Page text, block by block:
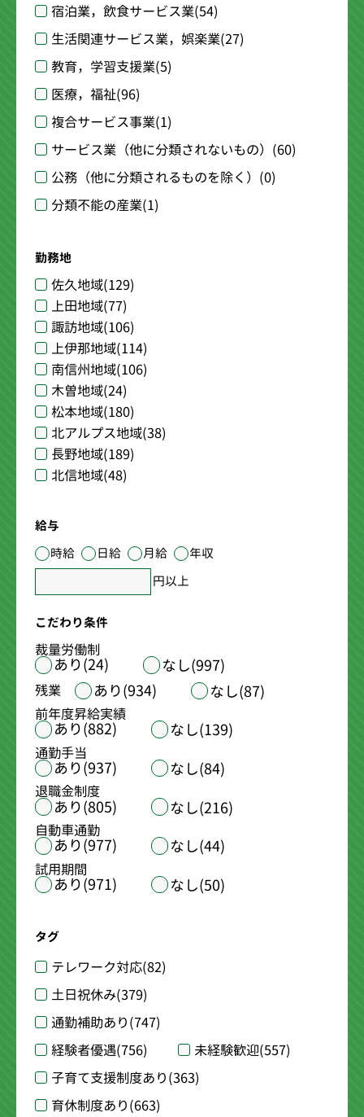
宿泊業，飲食サービス業(54)
生活関連サービス業，娯楽業(27)
教育，学習支援業(5)
医療，福祉(96)
複合サービス事業(1)
サービス業（他に分類されないもの） (60)
公務（他に分類されるものを除く） (0)
分類不能の産業(1)
勤務地
佐久地域(129)
上田地域(77)
諏訪地域(106)
上伊那地域(114)
南信州地域(106)
木曽地域(24)
松本地域(180)
北アルプス地域(38)
長野地域(189)
北信地域(48)
給与
時給
日給 月給
年収
円以上
こだわり条件
裁量労働制
あり(24) なし(997)
残業 あり(934) なし(87)
前年度昇給実績
あり(882) なし(139)
通勤手当
あり(937) なし(84)
退職金制度
あり(805) なし(216)
自動車通勤
あり(977) なし(44)
試用期間
あり(971) なし(50)
タグ
テレワーク対応(82)
土日祝休み(379)
通勤補助あり(747)
経験者優遇(756) 未経験歓迎(557)
子育て支援制度あり(363)
育休制度あり(663)